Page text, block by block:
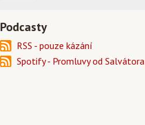
Podcasty
RSS - pouze kázání
Spotify - Promluvy od Salvátora